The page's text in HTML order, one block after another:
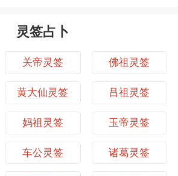
。火候不足，当行精练。
人的是非，这就能安祥了。
第31签解签
观音灵签第28签
观音灵签第30签
观音灵签第32签
灵签占卜
关帝灵签 佛祖灵签
黄大仙灵签 吕祖灵签
妈祖灵签 玉帝灵签
车公灵签 诸葛灵签